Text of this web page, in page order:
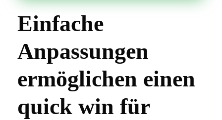
Einfache
Anpassungen
ermöglichen einen
quick win für